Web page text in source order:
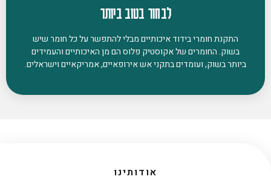
לבחור בטוב ביותר
התקנת חומרי בידוד איכותיים מבלי להתפשר על כל חומר שיש
בשוק. החומרים של אקוסטיק פלוס הם מן האיכותיים והעמידים
ביותר בשוק, ועומדים בתקני אש אירופאיים, אמריקאיים וישראלים.
אודותינו